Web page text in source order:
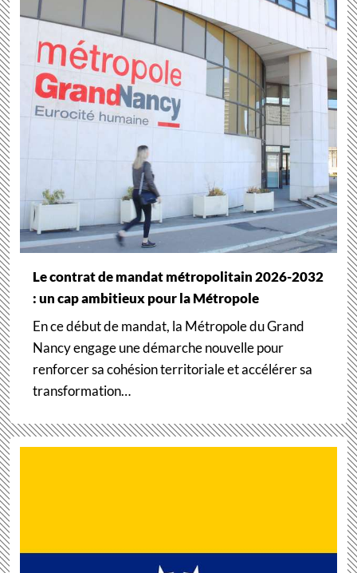
Le contrat de mandat métropolitain 2026-2032
: un cap ambitieux pour la Métropole
En ce début de mandat, la Métropole du Grand
Nancy engage une démarche nouvelle pour
renforcer sa cohésion territoriale et accélérer sa
transformation…